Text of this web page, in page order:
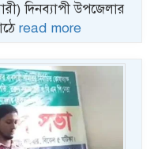
দিনব্যাপী উপজেলার
read more